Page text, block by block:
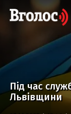
Під час
Львівщини